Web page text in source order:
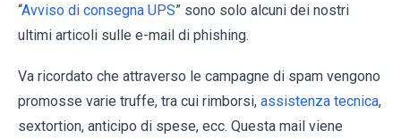
“Avviso di consegna UPS” sono solo alcuni dei nostri
ultimi articoli sulle e-mail di phishing.
Va ricordato che attraverso le campagne di spam vengono
promosse varie truffe, tra cui rimborsi, assistenza tecnica,
sextortion, anticipo di spese, ecc. Questa mail viene